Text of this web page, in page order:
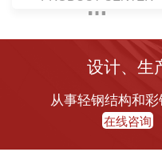
设计、生
从事轻钢结构和
在线咨询